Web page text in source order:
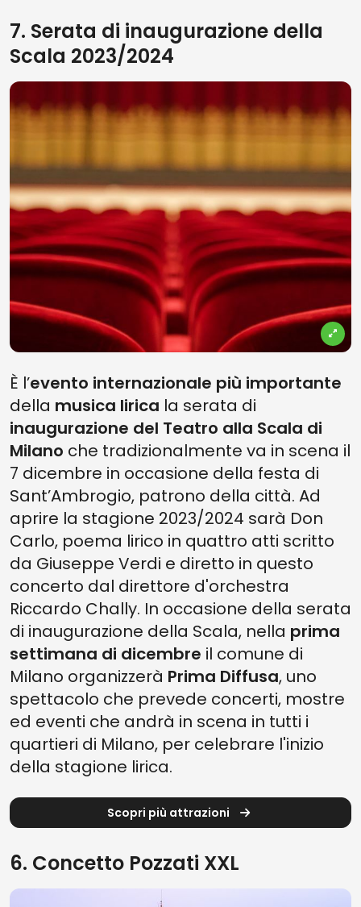
7. Serata di inaugurazione della
Scala 2023/2024
È l’evento internazionale più importante
della musica lirica la serata di
inaugurazione del Teatro alla Scala di
Milano che tradizionalmente va in scena il
7 dicembre in occasione della festa di
Sant’Ambrogio, patrono della città. Ad
aprire la stagione 2023/2024 sarà Don
Carlo, poema lirico in quattro atti scritto
da Giuseppe Verdi e diretto in questo
concerto dal direttore d'orchestra
Riccardo Chally. In occasione della serata
di inaugurazione della Scala, nella prima
settimana di dicembre il comune di
Milano organizzerà Prima Diffusa, uno
spettacolo che prevede concerti, mostre
ed eventi che andrà in scena in tutti i
quartieri di Milano, per celebrare l'inizio
della stagione lirica.
Scopri più attrazioni
6. Concetto Pozzati XXL